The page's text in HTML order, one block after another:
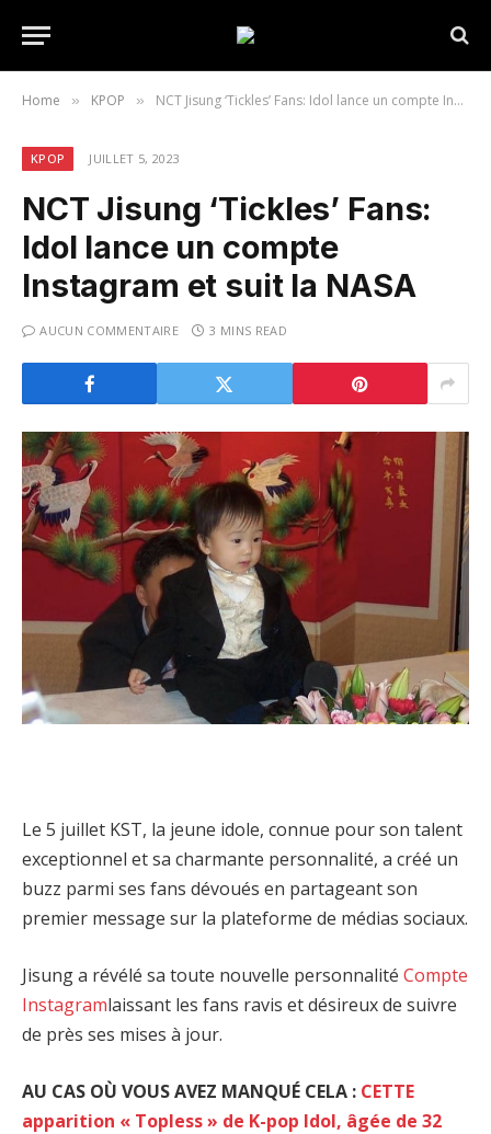
Home » KPOP » NCT Jisung ‘Tickles’ Fans: Idol lance un compte Instagram et suit la NASA
KPOP JUILLET 5, 2023
NCT Jisung ‘Tickles’ Fans:
Idol lance un compte
Instagram et suit la NASA
AUCUN COMMENTAIRE 3 MINS READ
Le 5 juillet KST, la jeune idole, connue pour son talent
exceptionnel et sa charmante personnalité, a créé un
buzz parmi ses fans dévoués en partageant son
premier message sur la plateforme de médias sociaux.
Jisung a révélé sa toute nouvelle personnalité Compte
Instagramlaissant les fans ravis et désireux de suivre
de près ses mises à jour.
AU CAS OÙ VOUS AVEZ MANQUÉ CELA : CETTE
apparition « Topless » de K-pop Idol, âgée de 32